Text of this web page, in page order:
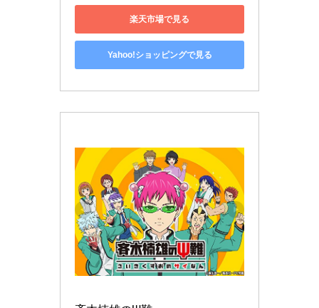
楽天市場で見る
Yahoo!ショッピングで見る